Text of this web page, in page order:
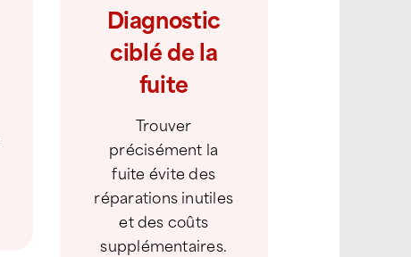
Diagnostic
ciblé de la
fuite
Trouver
précisément la
fuite évite des
réparations inutiles
et des coûts
supplémentaires.